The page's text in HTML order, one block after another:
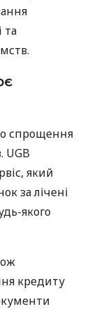
та
спрощення
UGB
який
за лічені
якого
кредиту